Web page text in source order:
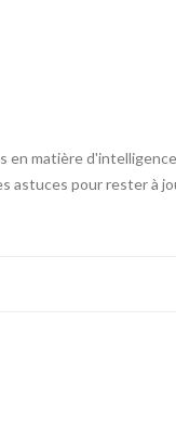
en matière
astuces pour rester à